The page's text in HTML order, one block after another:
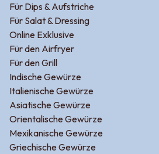
Für Dips & Aufstriche
Für Salat & Dressing
Online Exklusive
Für den Airfryer
Für den Grill
Indische Gewürze
Italienische Gewürze
Asiatische Gewürze
Orientalische Gewürze
Mexikanische Gewürze
Griechische Gewürze